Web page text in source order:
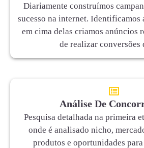
Diariamente construímos
sucesso na internet. Identificamos
em cima delas criamos anúncios
de realizar conversões
Análise De
Pesquisa detalhada na primeira
onde é analisado nicho,
produtos e oportunidades